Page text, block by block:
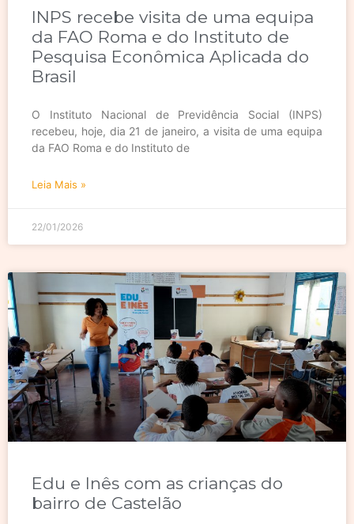
INPS recebe visita de uma equipa
da FAO Roma e do Instituto de
Pesquisa Econômica Aplicada do
Brasil
O Instituto Nacional de Previdência Social (INPS)
recebeu, hoje, dia 21 de janeiro, a visita de uma equipa
da FAO Roma e do Instituto de
Leia Mais »
22/01/2026
Edu e Inês com as crianças do
bairro de Castelão